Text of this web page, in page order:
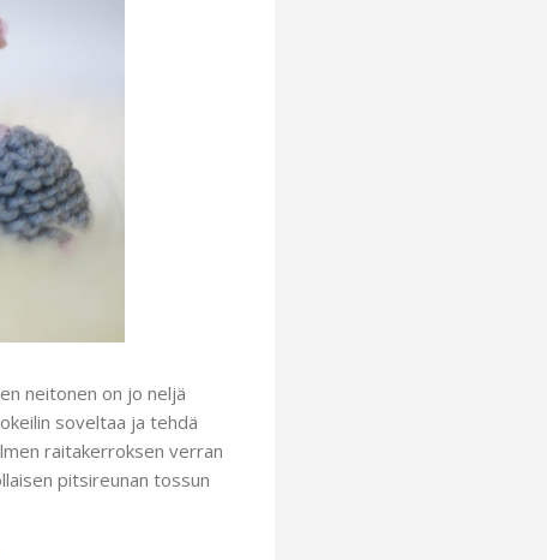
neitonen on jo neljä
soveltaa ja tehdä
raitakerroksen verran
pitsireunan tossun